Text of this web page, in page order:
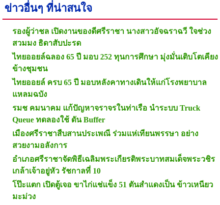
ข่าวอื่นๆ ที่น่าสนใจ
รองผู้ว่าชล เปิดงานของดีศรีราชา นางสาวอัจฉราฉวี ใจช่วง
สวมมง ธิดาสับปะรด
ไทยออยล์ฉลอง 65 ปี มอบ 252 ทุนการศึกษา มุ่งมั่นเติบโตเคียง
ข้างชุมชน
ไทยออยล์ ครบ 65 ปี มอบหลังคาทางเดินให้แก่โรงพยาบาล
แหลมฉบัง
รมช คมนาคม แก้ปัญหาจราจรในท่าเรือ นำระบบ Truck
Queue ทดลองใช้ ดัน Buffer
เมืองศรีราชาสืบสานประเพณี ร่วมแห่เทียนพรรษา อย่าง
สวยงามอลังการ
อำเภอศรีราชาจัดพิธีเฉลิมพระเกียรติพระบาทสมเด็จพระวชิร
เกล้าเจ้าอยู่หัว รัชกาลที่ 10
โป๊ะแตก เปิดตู้เจอ ขาไก่แช่แข็ง 51 ตันสำแดงเป็น ข้าวเหนียว
มะม่วง